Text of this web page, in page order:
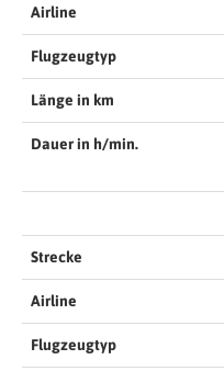
Airline
Flugzeugtyp
Länge in km
Dauer in h/min.
Strecke
Airline
Flugzeugtyp